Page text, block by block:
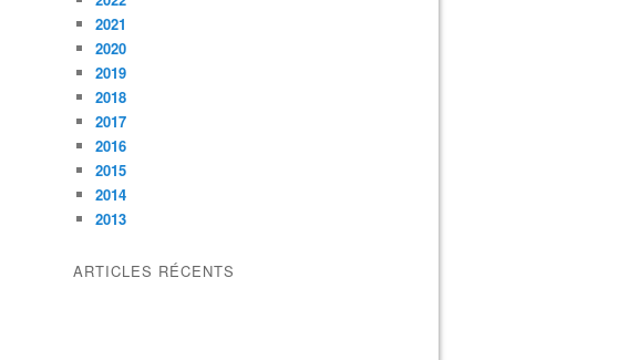
2021
2020
2019
2018
2017
2016
2015
2014
2013
ARTICLES RÉCENTS